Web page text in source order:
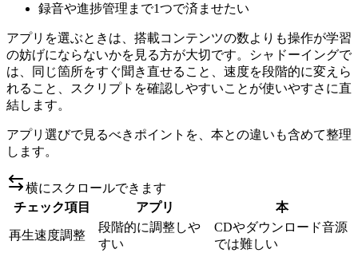
録音や進捗管理まで1つで済ませたい
アプリを選ぶときは、搭載コンテンツの数よりも操作が学習
の妨げにならないかを見る方が大切です。シャドーイングで
は、同じ箇所をすぐ聞き直せること、速度を段階的に変えら
れること、スクリプトを確認しやすいことが使いやすさに直
結します。
アプリ選びで見るべきポイントを、本との違いも含めて整理
します。
横にスクロールできます
チェック項目
アプリ 本
再生速度調整
段階的に調整しや
すい
CDやダウンロード音源
では難しい